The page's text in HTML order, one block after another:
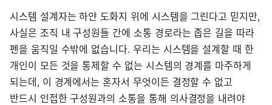
시스템 설계자는 하얀 도화지 위에 시스템을 그린다고 믿지만,
사실은 조직 내 구성원들 간에 소통 경로라는 좁은 길을 따라
펜을 움직일 수밖에 없습니다. 우리는 시스템을 설계할 때 한
개인이 모든 것을 통제할 수 없는 시스템의 경계를 마주하게
되는데, 이 경계에서는 혼자서 무엇이든 결정할 수 없고
반드시 인접한 구성원과의 소통을 통해 의사결정을 내려야